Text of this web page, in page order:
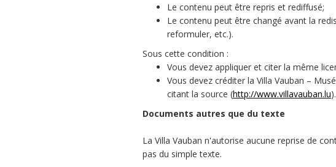
Le contenu peut être repris et rediffusé;
Le contenu peut être changé avant la
reformuler, etc.).
Sous cette condition :
Vous devez appliquer et citer la même
Vous devez créditer la Villa Vauban –
citant la source (http://www.villavauban.lu).
Documents autres que du texte
La Villa Vauban n'autorise aucune reprise de
pas du simple texte.